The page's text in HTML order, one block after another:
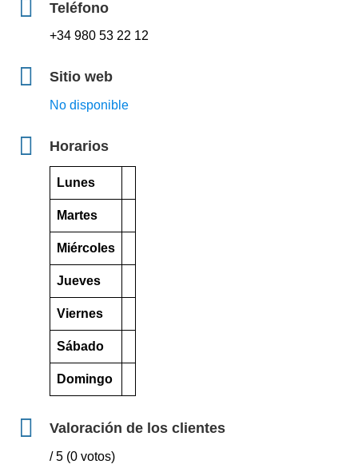
Teléfono
+34 980 53 22 12
Sitio web
No disponible
Horarios
Lunes
Martes
Miércoles
Jueves
Viernes
Sábado
Domingo
Valoración de los clientes
/ 5 (0 votos)